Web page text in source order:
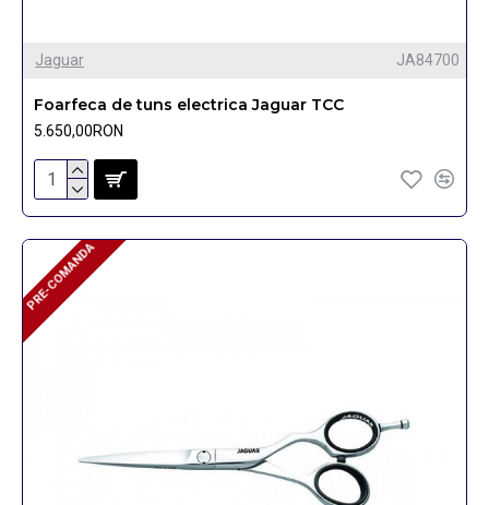
Jaguar JA84700
Foarfeca de tuns electrica Jaguar TCC
5.650,00RON
PRE-COMANDA
PRE-COMANDA